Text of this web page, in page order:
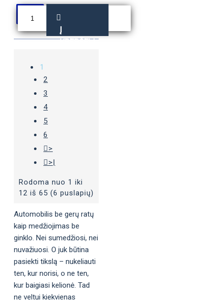
Į
KREPŠELĮ
1
2
3
4
5
6
>
>|
Rodoma nuo 1 iki
12 iš 65 (6 puslapių)
Automobilis be gerų ratų
kaip medžiojimas be
ginklo. Nei sumedžiosi, nei
nuvažiuosi. O juk būtina
pasiekti tikslą – nukeliauti
ten, kur norisi, o ne ten,
kur baigiasi kelionė. Tad
ne veltui kiekvienas